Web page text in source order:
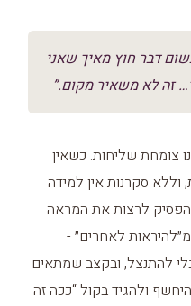
דבר חוץ מאיך שאני
זה לא משאיר מקום.”
צומחת שליחות. כשאין
וללא סקרנות אין למידה
להפסיק לרצות את המראה
לאחרים״ -
להתנצל, ובקצב שמתאים
ולהגיד בקול “ככה זה